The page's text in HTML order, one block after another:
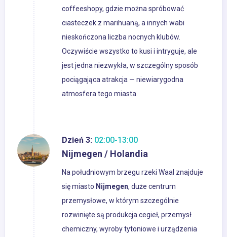
coffeeshopy, gdzie można spróbować
ciasteczek z marihuaną, a innych wabi
nieskończona liczba nocnych klubów.
Oczywiście wszystko to kusi i intryguje, ale
jest jedna niezwykła, w szczególny sposób
pociągająca atrakcja — niewiarygodna
atmosfera tego miasta.
Dzień 3: 02:00-13:00
Nijmegen / Holandia
Na południowym brzegu rzeki Waal znajduje
się miasto Nijmegen, duże centrum
przemysłowe, w którym szczególnie
rozwinięte są produkcja cegieł, przemysł
chemiczny, wyroby tytoniowe i urządzenia